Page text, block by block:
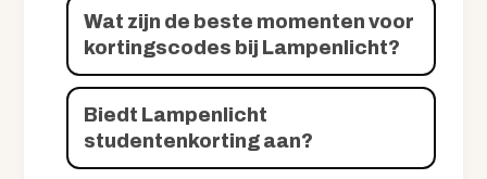
Wat zijn de beste momenten voor
kortingscodes bij Lampenlicht?
Biedt Lampenlicht
studentenkorting aan?